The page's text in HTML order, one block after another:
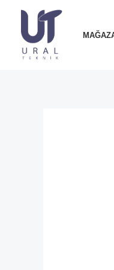
İçeriğe